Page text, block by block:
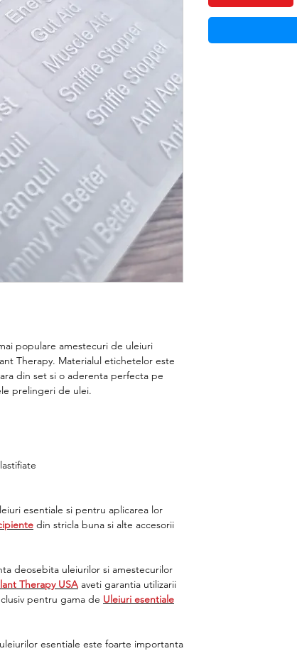
populare amestecuri de uleiuri
Therapy. Materialul etichetelor este
din set si o aderenta perfecta pe
prelingeri de ulei.
esentiale si pentru aplicarea lor
din stricla buna si alte accesorii
deosebita uleiurilor si amestecurilor
Therapy USA aveti garantia utilizarii
pentru gama de Uleiuri esentiale
esentiale este foarte importanta